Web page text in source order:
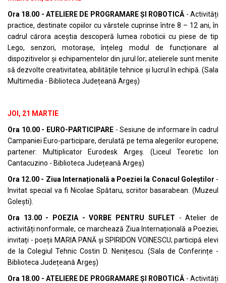
Ora 18.00 - ATELIERE DE PROGRAMARE ȘI ROBOTICĂ - Activități
practice, destinate copiilor cu vârstele cuprinse între 8 – 12 ani, în
cadrul cărora aceștia descoperă lumea roboticii cu piese de tip
Lego, senzori, motorașe, înțeleg modul de funcționare al
dispozitivelor și echipamentelor din jurul lor; atelierele sunt menite
să dezvolte creativitatea, abilitățile tehnice și lucrul în echipă. (Sala
Multimedia - Biblioteca Județeană Argeș)
JOI, 21 MARTIE
Ora 10.00 - EURO-PARTICIPARE - Sesiune de informare în cadrul
Campaniei Euro-participare, derulată pe tema alegerilor europene;
partener: Multiplicator Eurodesk Argeș. (Liceul Teoretic Ion
Cantacuzino - Biblioteca Județeană Argeș)
Ora 12.00 - Ziua Internațională a Poeziei la Conacul Goleștilor -
Invitat special va fi Nicolae Spătaru, scriitor basarabean. (Muzeul
Golești).
Ora 13.00 - POEZIA - VORBE PENTRU SUFLET - Atelier de
activități nonformale, ce marchează Ziua Internațională a Poeziei;
invitați - poeții MARIA PANĂ și SPIRIDON VOINESCU; participă elevi
de la Colegiul Tehnic Costin D. Nenițescu. (Sala de Conferințe -
Biblioteca Județeană Argeș)
Ora 18.00 - ATELIERE DE PROGRAMARE ȘI ROBOTICĂ - Activități